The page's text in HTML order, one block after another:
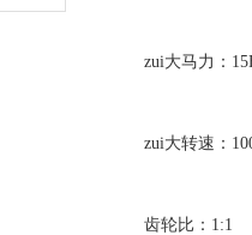
zui大马力：
zui大转速：
齿轮比：1:1